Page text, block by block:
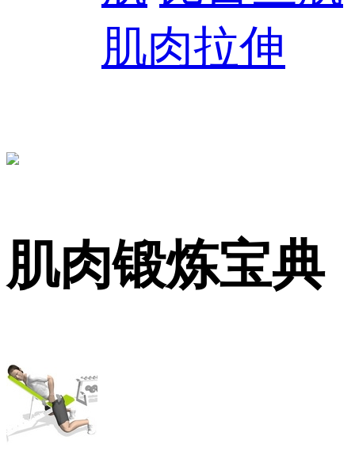
肌肉拉伸
肌肉锻炼宝典